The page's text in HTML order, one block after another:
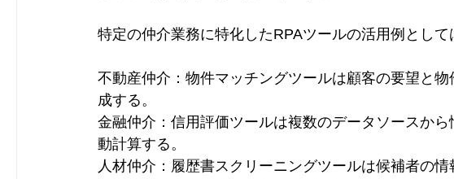
特定の仲介業務に特化したRPAツールの活用例として
不動産仲介：物件マッチングツールは顧客の要望と
成する。
金融仲介：信用評価ツールは複数のデータソースか
動計算する。
人材仲介：履歴書スクリーニングツールは候補者の情